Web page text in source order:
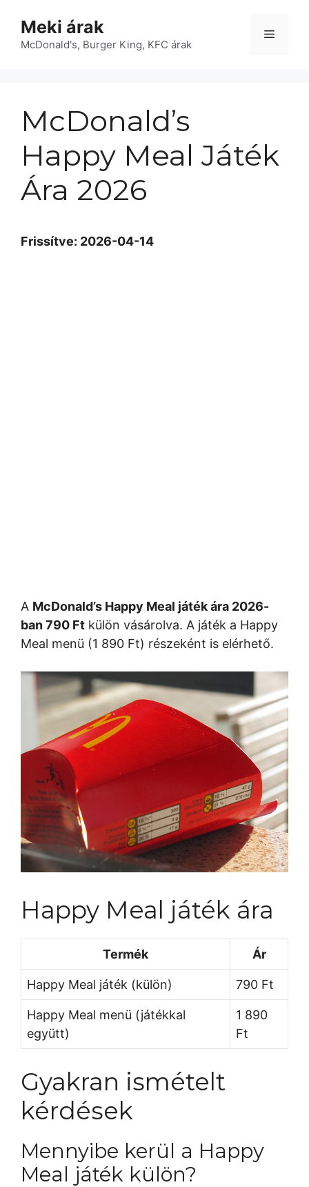
tartalomba
Meki árak
McDonald's, Burger King, KFC árak
Menü
McDonald’s
Happy Meal Játék
Ára 2026
Frissítve: 2026-04-14
A McDonald’s Happy Meal játék ára 2026-
ban 790 Ft külön vásárolva. A játék a Happy
Meal menü (1 890 Ft) részeként is elérhető.
Happy Meal játék ára
Termék Ár
Happy Meal játék (külön) 790 Ft
Happy Meal menü (játékkal
együtt)
1 890
Ft
Gyakran ismételt
kérdések
Mennyibe kerül a Happy
Meal játék külön?